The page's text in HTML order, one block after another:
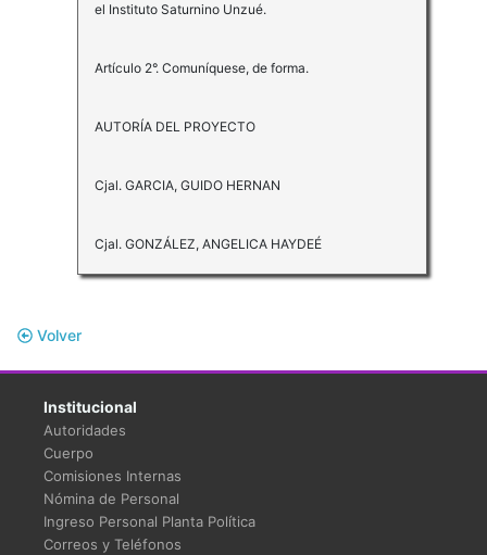
el Instituto Saturnino Unzué.
Artículo 2°. Comuníquese, de forma.
AUTORÍA DEL PROYECTO
Cjal. GARCIA, GUIDO HERNAN
Cjal. GONZÁLEZ, ANGELICA HAYDEÉ
Volver
Institucional
Autoridades
Cuerpo
Comisiones Internas
Nómina de Personal
Ingreso Personal Planta Política
Correos y Teléfonos